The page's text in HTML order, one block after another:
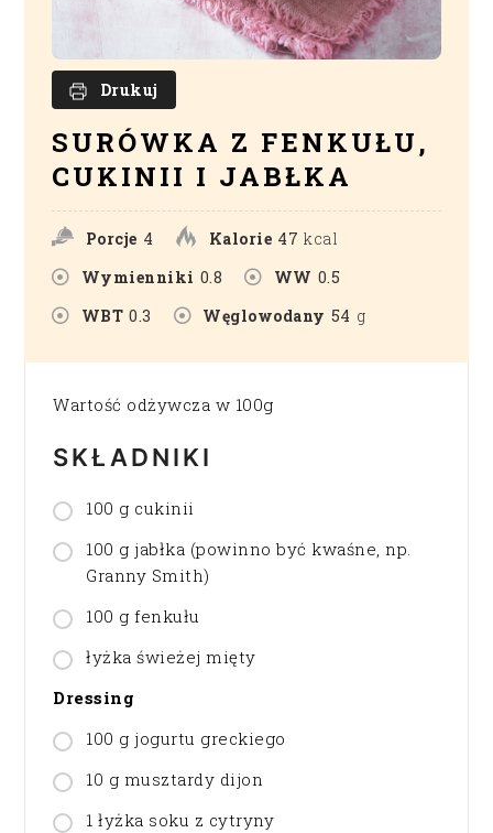
Drukuj
SURÓWKA Z FENKUŁU,
CUKINII I JABŁKA
Porcje 4 Kalorie 47 kcal
Wymienniki 0.8 WW 0.5
WBT 0.3 Węglowodany 54 g
Wartość odżywcza w 100g
SKŁADNIKI
100 g cukinii
100 g jabłka (powinno być kwaśne, np.
Granny Smith)
100 g fenkułu
łyżka świeżej mięty
Dressing
100 g jogurtu greckiego
10 g musztardy dijon
1 łyżka soku z cytryny